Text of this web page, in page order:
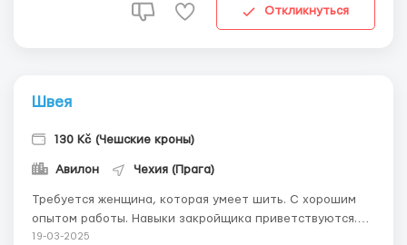
Откликнуться
Швея
130 Kč (Чешские кроны)
Авилон Чехия (Прага)
Требуется женщина, которая умеет шить. С хорошим
опытом работы. Навыки закройщика приветствуются.
Работа не сложная, особых навыков не требует.
19-03-2025